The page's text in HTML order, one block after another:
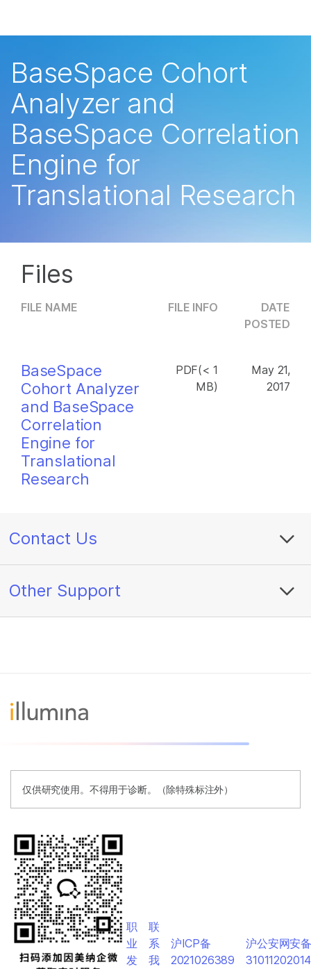
学习
支持
推荐内容链接
BaseSpace Cohort
Analyzer and
BaseSpace Correlation
Engine for
Translational Research
Files
FILE NAME FILE INFO
DATE
POSTED
BaseSpace
Cohort Analyzer
and BaseSpace
Correlation
Engine for
Translational
Research
PDF(< 1
MB)
May 21,
2017
Contact Us
Other Support
仅供研究使用。不得用于诊断。（除特殊标注外）
职
业
发
联
系
我
沪ICP备
2021026389
沪公安网安
癌症研究
微生物学
农业基因组学
复杂疾病
临床肿瘤学